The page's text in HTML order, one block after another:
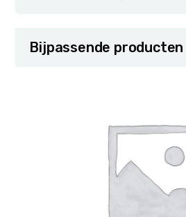
Bijpassende producten